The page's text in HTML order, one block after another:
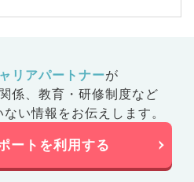
リアパートナーが
係、 教育・研修制度など
い情報をお伝えします。
ートを利用する